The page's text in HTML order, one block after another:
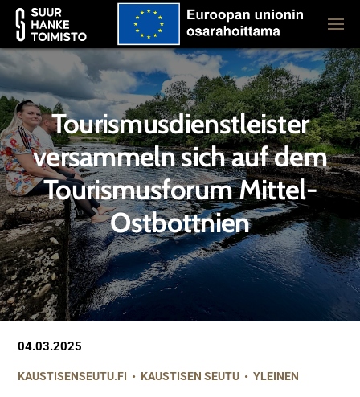
Tourismusdienstleister
versammeln sich auf dem
Tourismusforum Mittel-
Ostbottnien
04.03.2025
KAUSTISENSEUTU.FI • KAUSTISEN SEUTU •YLEINEN